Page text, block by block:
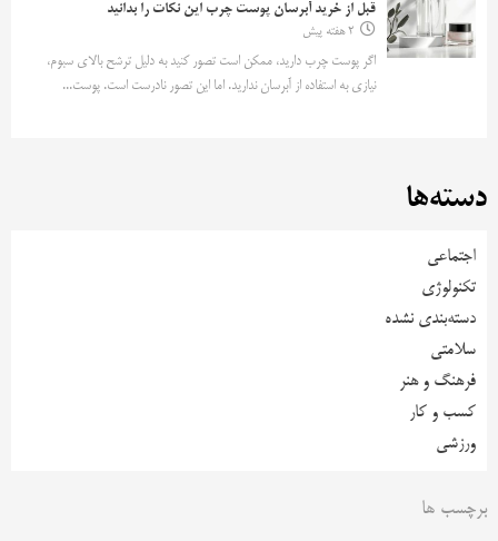
قبل از خرید آبرسان پوست چرب این نکات را بدانید
2 هفته پیش
اگر پوست چرب دارید، ممکن است تصور کنید به دلیل ترشح بالای سبوم،
نیازی به استفاده از آبرسان ندارید. اما این تصور نادرست است. پوست...
دسته‌ها
اجتماعی
تکنولوژی
دسته‌بندی نشده
سلامتی
فرهنگ و هنر
کسب و کار
ورزشی
برچسب ها